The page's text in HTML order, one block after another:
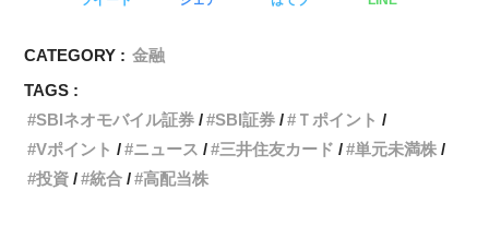
CATEGORY : 金融
TAGS :
SBIネオモバイル証券
SBI証券
Ｔポイント
Vポイント
ニュース 三井住友カード
単元未満株
投資
統合 高配当株